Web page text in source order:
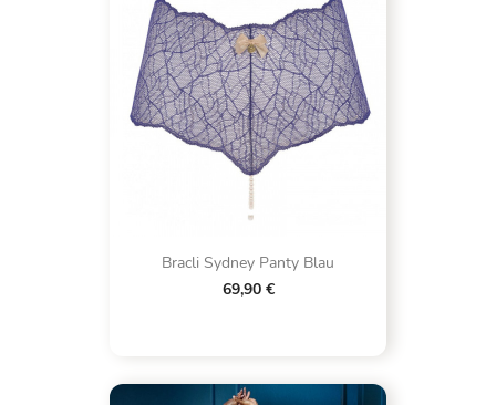
Bracli Sydney Panty Blau
69,90 €